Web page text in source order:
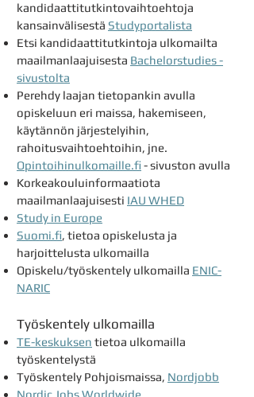
kandidaattitutkintovaihtoehtoja
kansainvälisestä Studyportalista
Etsi kandidaattitutkintoja ulkomailta
maailmanlaajuisesta Bachelorstudies -
sivustolta
Perehdy laajan tietopankin avulla
opiskeluun eri maissa, hakemiseen,
käytännön järjestelyihin,
rahoitusvaihtoehtoihin, jne.
Opintoihinulkomaille.fi - sivuston avulla
Korkeakouluinformaatiota
maailmanlaajuisesti IAU WHED
Study in Europe
Suomi.fi, tietoa opiskelusta ja
harjoittelusta ulkomailla
Opiskelu/työskentely ulkomailla ENIC-
NARIC
Työskentely ulkomailla
TE-keskuksen tietoa ulkomailla
työskentelystä
Työskentely Pohjoismaissa, Nordjobb
Nordic Jobs Worldwide